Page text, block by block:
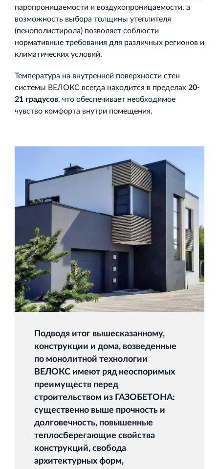
паропроницаемости и воздухопроницаемости, а
возможность выбора толщины утеплителя
(пенополистирола) позволяет соблюсти
нормативные требования для различных регионов и
климатических условий.
Температура на внутренней поверхности стен
системы ВЕЛОКС всегда находится в пределах 20-
21 градусов, что обеспечивает необходимое
чувство комфорта внутри помещения.
Подводя итог вышесказанному,
конструкции и дома, возведенные
по монолитной технологии
ВЕЛОКС имеют ряд неоспоримых
преимуществ перед
строительством из ГАЗОБЕТОНА:
существенно выше прочность и
долговечность, повышенные
теплосберегающие свойства
конструкций, свобода
архитектурных форм,